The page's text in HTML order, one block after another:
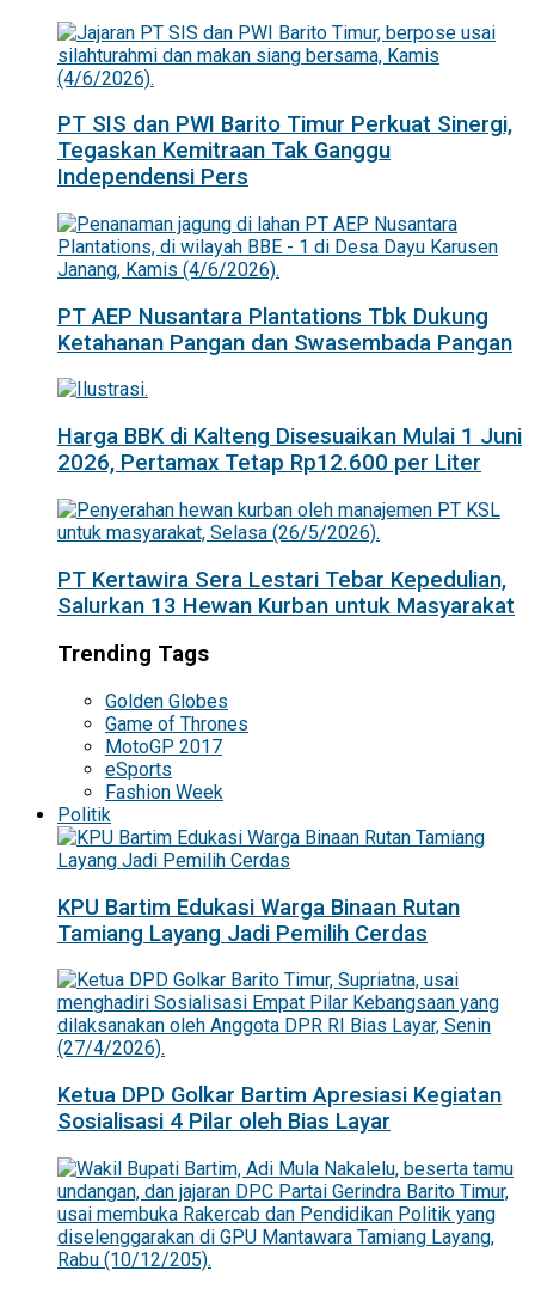
PT SIS dan PWI Barito Timur Perkuat Sinergi,
Tegaskan Kemitraan Tak Ganggu
Independensi Pers
PT AEP Nusantara Plantations Tbk Dukung
Ketahanan Pangan dan Swasembada Pangan
Harga BBK di Kalteng Disesuaikan Mulai 1 Juni
2026, Pertamax Tetap Rp12.600 per Liter
PT Kertawira Sera Lestari Tebar Kepedulian,
Salurkan 13 Hewan Kurban untuk Masyarakat
Trending Tags
Golden Globes
Game of Thrones
MotoGP 2017
eSports
Fashion Week
Politik
KPU Bartim Edukasi Warga Binaan Rutan
Tamiang Layang Jadi Pemilih Cerdas
Ketua DPD Golkar Bartim Apresiasi Kegiatan
Sosialisasi 4 Pilar oleh Bias Layar